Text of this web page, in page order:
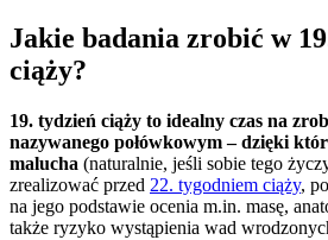
Jakie badania zrobić w
ciąży?
19. tydzień ciąży to idealny czas na
nazywanego połówkowym – dzięki
malucha (naturalnie, jeśli sobie tego
zrealizować przed 22. tygodniem ciąży,
na jego podstawie ocenia m.in. masę,
także ryzyko wystąpienia wad